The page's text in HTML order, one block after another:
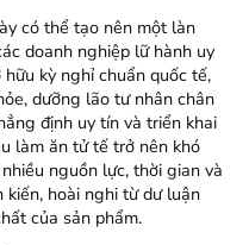
có thể tạo nên một làn
doanh nghiệp lữ hành uy
kỳ nghỉ chuẩn quốc tế,
dưỡng lão tư nhân chân
định uy tín và triển khai
làm ăn tử tế trở nên khó
nguồn lực, thời gian và
kiến, hoài nghi từ dư luận
của sản phẩm.